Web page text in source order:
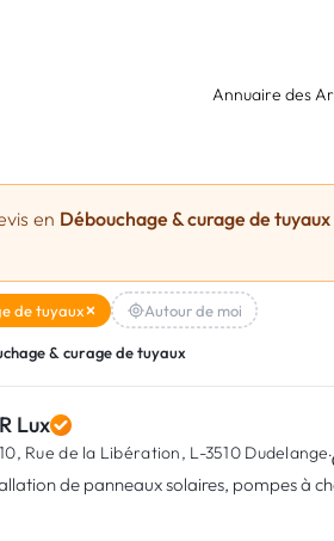
Annuaire des
en Débouchage & curage de tuyaux
de tuyaux Autour de moi
& curage de tuyaux
Lux
10, Rue de la Libération, L-3510 Dudelange·
de panneaux solaires, pompes à